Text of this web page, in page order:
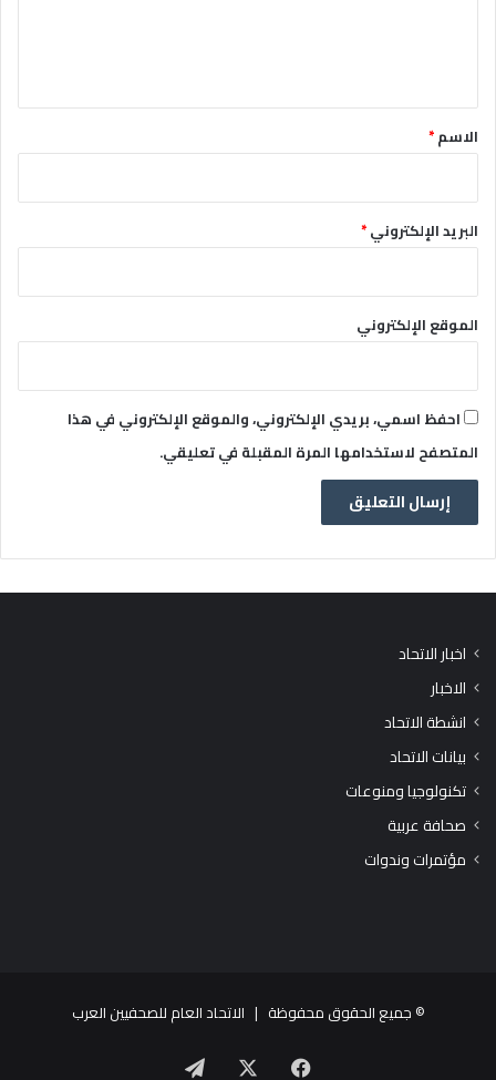
*الاسم*
البريد الإلكتروني*
الموقع الإلكتروني
احفظ اسمي، بريدي الإلكتروني، والموقع الإلكتروني في هذا
المتصفح لاستخدامها المرة المقبلة في تعليقي.
اخبار الاتحاد
الاخبار
انشطة الاتحاد
بيانات الاتحاد
تكنولوجيا ومنوعات
صحافة عربية
مؤتمرات وندوات
© جميع الحقوق محفوظة | الاتحاد العام للصحفيين العرب
فيسبوك تيلقرام